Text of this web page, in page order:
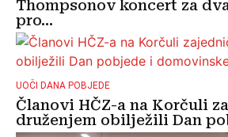
Thompsonov koncert za
pro...
UOČI DANA POBJEDE
Članovi HČZ-a na Korčuli
druženjem obilježili Dan